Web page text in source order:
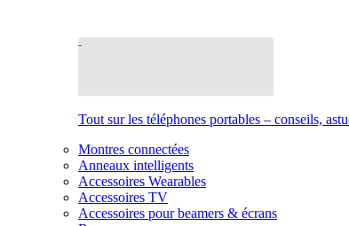
Tout sur les téléphones portables – conseils,
Montres connectées
Anneaux intelligents
Accessoires Wearables
Accessoires TV
Accessoires pour beamers & écrans